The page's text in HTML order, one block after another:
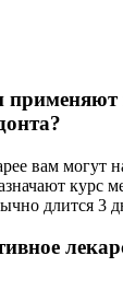
применяют
вам могут
курс
длится 3